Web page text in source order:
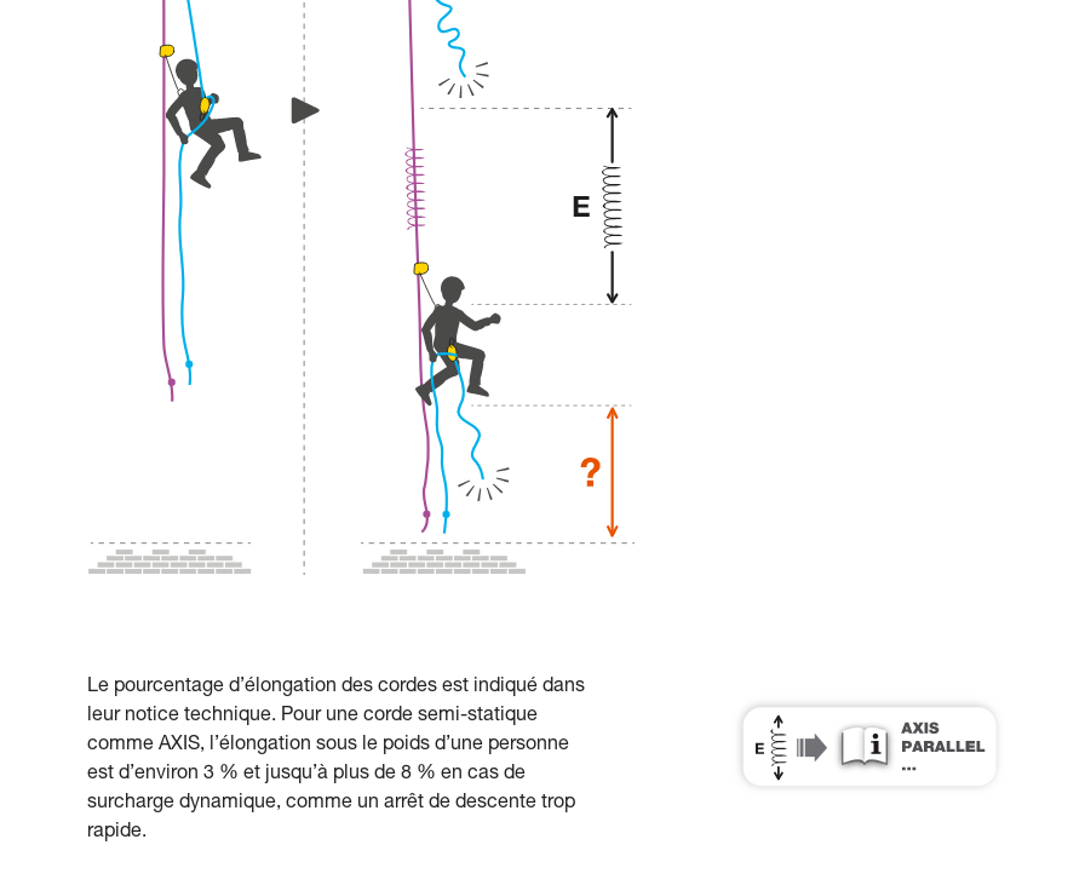
Le pourcentage d’élongation des cordes est indiqué dans
leur notice technique. Pour une corde semi-statique
comme AXIS, l’élongation sous le poids d’une personne
est d’environ 3 % et jusqu’à plus de 8 % en cas de
surcharge dynamique, comme un arrêt de descente trop
rapide.